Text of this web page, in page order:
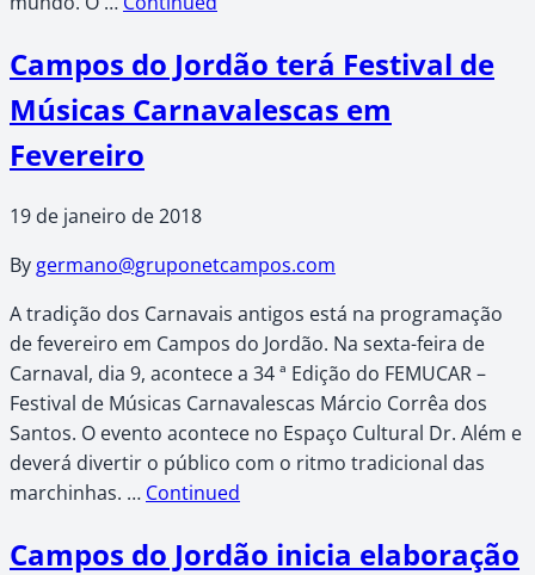
Campos do Jordão terá Festival de
Músicas Carnavalescas em
Fevereiro
19 de janeiro de 2018
By germano@gruponetcampos.com
A tradição dos Carnavais antigos está na programação
de fevereiro em Campos do Jordão. Na sexta-feira de
Carnaval, dia 9, acontece a 34 ª Edição do FEMUCAR –
Festival de Músicas Carnavalescas Márcio Corrêa dos
Santos. O evento acontece no Espaço Cultural Dr. Além e
deverá divertir o público com o ritmo tradicional das
marchinhas. … Continued
Campos do Jordão inicia elaboração